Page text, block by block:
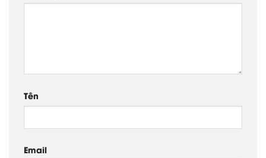
Tên
Email